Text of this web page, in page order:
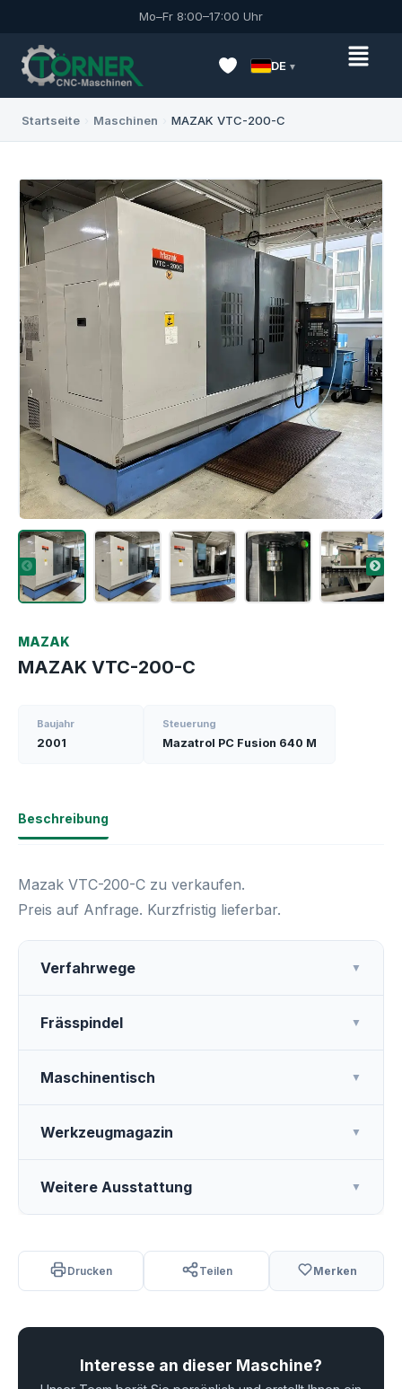
Mo–Fr 8:00–17:00 Uhr
DE
Startseite Maschinen MAZAK VTC-200-C
MAZAK
MAZAK VTC-200-C
Baujahr
2001
Steuerung
Mazatrol PC Fusion 640 M
Beschreibung
Mazak VTC-200-C zu verkaufen.
Preis auf Anfrage. Kurzfristig lieferbar.
Verfahrwege ▼
Frässpindel ▼
Maschinentisch ▼
Werkzeugmagazin ▼
Weitere Ausstattung ▼
Drucken Teilen Merken
Interesse an dieser Maschine?